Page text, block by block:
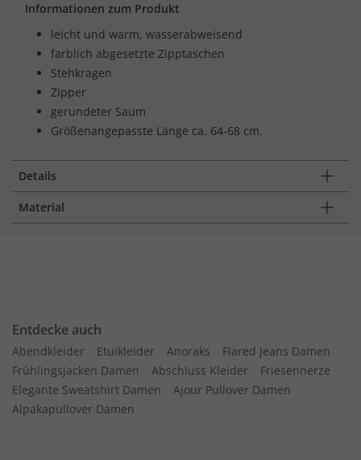
Informationen zum Produkt
leicht und warm, wasserabweisend
farblich abgesetzte Zipptaschen
Stehkragen
Zipper
gerundeter Saum
Größenangepasste Länge ca. 64-68 cm.
Details
Material
Entdecke auch
Abendkleider Etuikleider Anoraks
Flared Jeans Damen
Frühlingsjacken Damen
Abschluss Kleider
Friesennerze
Elegante Sweatshirt Damen
Ajour Pullover Damen
Alpakapullover Damen